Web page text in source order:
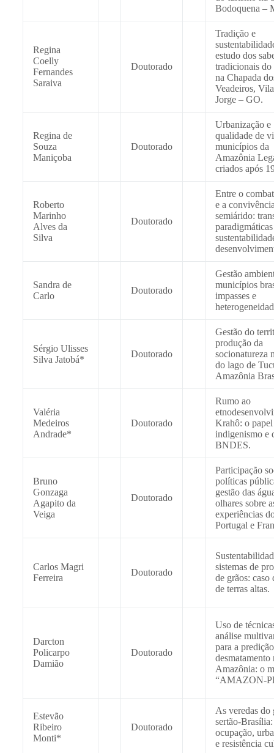
Bodoquena –
Regina
Coelly
Fernandes
Saraiva
Doutorado
Tradição e
estudo dos
tradicionais do
na Chapada
Veadeiros,
Jorge – GO.
Regina de
Souza
Maniçoba
Doutorado
Urbanização e
qualidade de
municípios da
Amazônia
criados após
Roberto
Marinho
Alves da
Silva
Doutorado
Entre o
e a
semiárido:
Sandra de
Carlo
Doutorado
Gestão
municípios
impasses e
Sérgio Ulisses
Silva Jatobá*
Doutorado
Gestão do
produção da
socionatureza
do lago de
Amazônia
Valéria
Medeiros
Andrade*
Doutorado
Rumo ao
Krahô: o
indigenismo e
BNDES.
Bruno
Gonzaga
Agapito da
Veiga
Doutorado
Participação
políticas
gestão das
olhares sobre
experiências
Portugal e
Carlos Magri
Ferreira
Doutorado
sistemas de
de grãos: caso
de terras altas.
Darcton
Policarpo
Damião
Doutorado
Uso de
análise
para a
desmatamento
Amazônia: o
“AMAZON-
Estevão
Ribeiro
Monti*
Doutorado
As veredas do
sertão-Brasília:
ocupação,
e resistência